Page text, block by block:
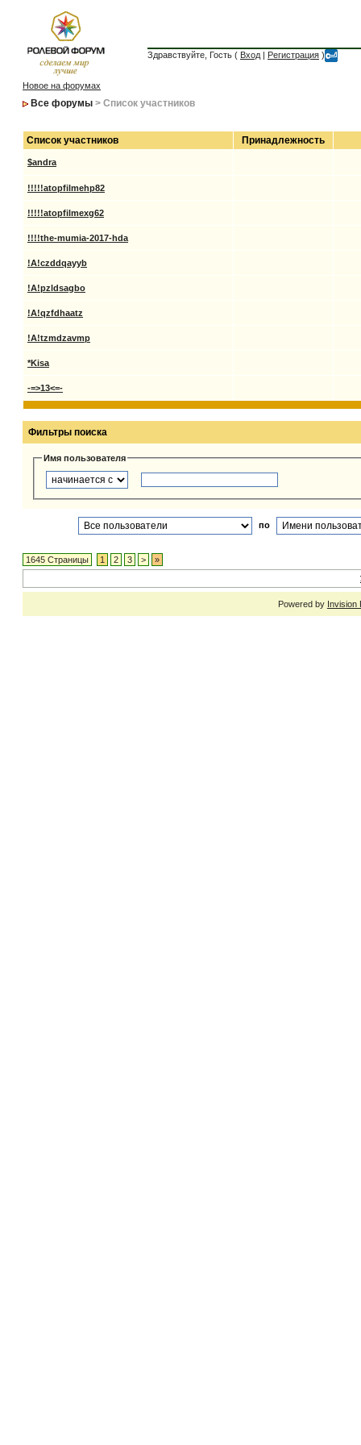
Здравствуйте, Гость ( Вход | Регистрация )
Новое на форумах
Все форумы > Список участников
Список участников Принадлежность
$andra
!!!!!atopfilmehp82
!!!!!atopfilmexg62
!!!!the-mumia-2017-hda
!A!czddqayyb
!A!pzldsagbo
!A!qzfdhaatz
!A!tzmdzavmp
*Kisa
-=>13<=-
Фильтры поиска
Имя пользователя
по
1645 Страницы 1 2 3 > »
Powered by Invision